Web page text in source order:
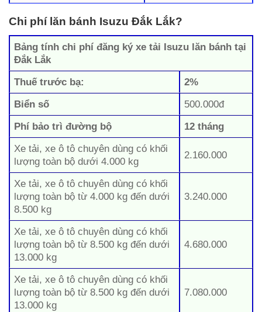
Chi phí lăn bánh Isuzu Đắk Lắk?
Bảng tính chi phí đăng ký xe tải Isuzu lăn bánh tại
Đắk Lắk
Thuế trước bạ:
2%
Biển số
500.000đ
Phí bảo trì đường bộ
12 tháng
Xe tải, xe ô tô chuyên dùng có khối
lượng toàn bộ dưới 4.000 kg
2.160.000
Xe tải, xe ô tô chuyên dùng có khối
lượng toàn bộ từ 4.000 kg đến dưới
8.500 kg
3.240.000
Xe tải, xe ô tô chuyên dùng có khối
lượng toàn bộ từ 8.500 kg đến dưới
13.000 kg
4.680.000
Xe tải, xe ô tô chuyên dùng có khối
lượng toàn bộ từ 8.500 kg đến dưới
13.000 kg
7.080.000